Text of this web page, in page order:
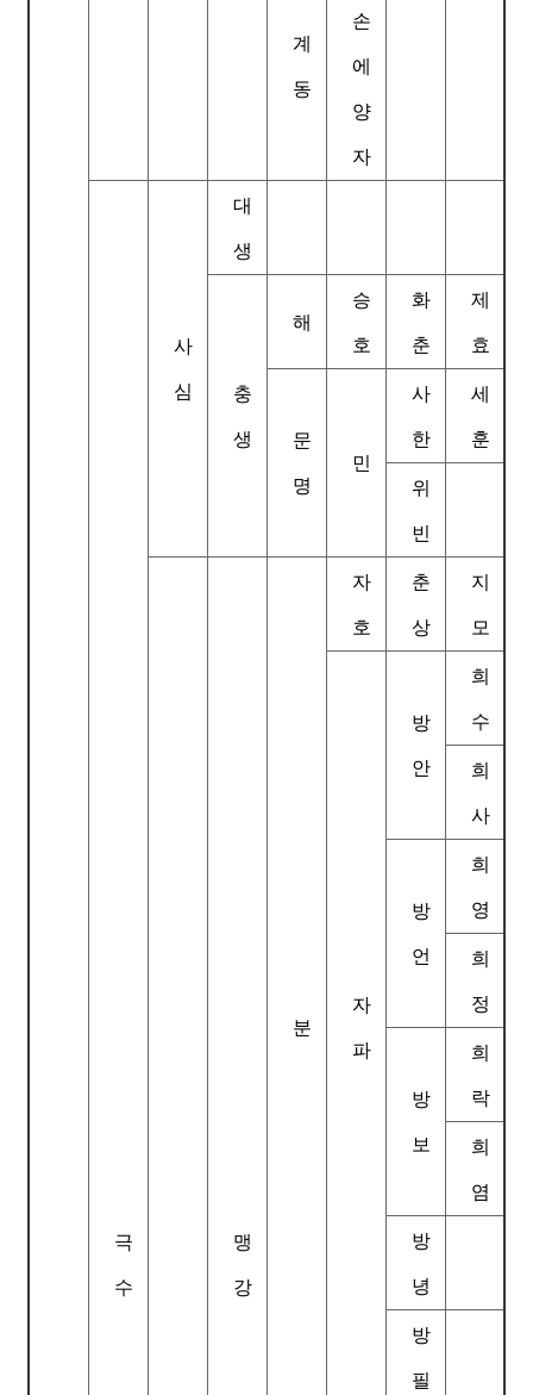
계
동
손
에
양
자
극
수
사
심
대
생
충
생
해
승
호
화
춘
제
효
문
명
민
사
한
세
훈
위
빈
맹
강
분
자
호
춘
상
지
모
자
파
방
안
희
수
희
사
방
언
희
영
희
정
방
보
희
락
희
염
방
녕
방
필